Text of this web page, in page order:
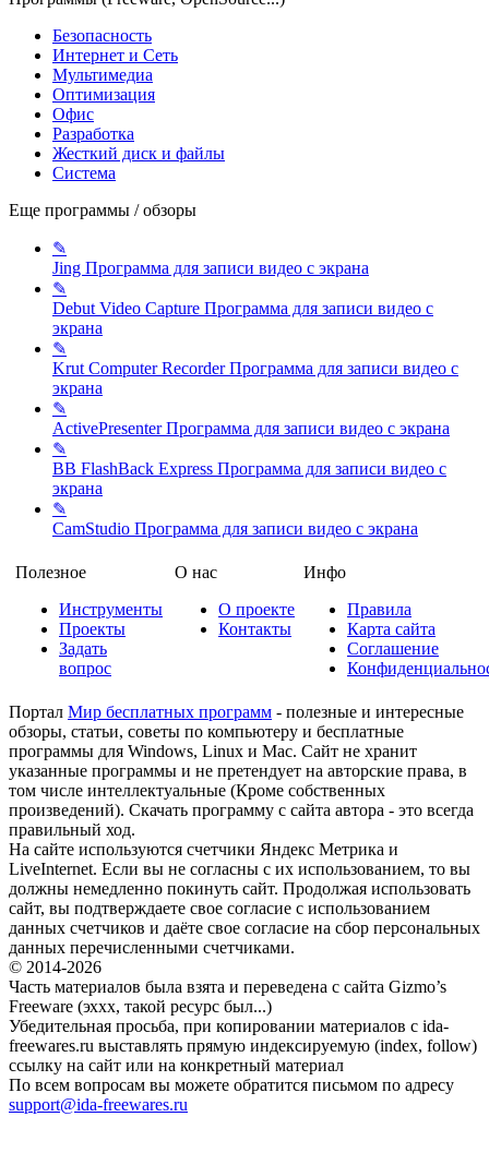
Безопасность
Интернет и Сеть
Мультимедиа
Оптимизация
Офис
Разработка
Жесткий диск и файлы
Система
Еще программы / обзоры
✎
Jing Программа для записи видео c экрана
✎
Debut Video Capture Программа для записи видео c
экрана
✎
Krut Computer RecorderПрограмма для записи видео c
экрана
✎
ActivePresenterПрограмма для записи видео c экрана
✎
BB FlashBack Express Программа для записи видео c
экрана
✎
CamStudio Программа для записи видео c экрана
Полезное
Инструменты
Проекты
Задать
вопрос
О нас
О проекте
Контакты
Инфо
Правила
Карта сайта
Соглашение
Портал Мир бесплатных программ - полезные и интересные
обзоры, статьи, советы по компьютеру и бесплатные
программы для Windows, Linux и Mac. Сайт не хранит
указанные программы и не претендует на авторские права, в
том числе интеллектуальные (Кроме собственных
произведений). Скачать программу с сайта автора - это всегда
правильный ход.
На сайте используются счетчики Яндекс Метрика и
LiveInternet. Если вы не согласны с их использованием, то вы
должны немедленно покинуть сайт. Продолжая использовать
сайт, вы подтверждаете свое согласие с использованием
данных счетчиков и даёте свое согласие на сбор персональных
данных перечисленными счетчиками.
© 2014-2026
Часть материалов была взята и переведена с сайта Gizmo’s
Freeware (эххх, такой ресурс был...)
Убедительная просьба, при копировании материалов с ida-
freewares.ru выставлять прямую индексируемую (index, follow)
ссылку на сайт или на конкретный материал
По всем вопросам вы можете обратится письмом по адресу
support@ida-freewares.ru